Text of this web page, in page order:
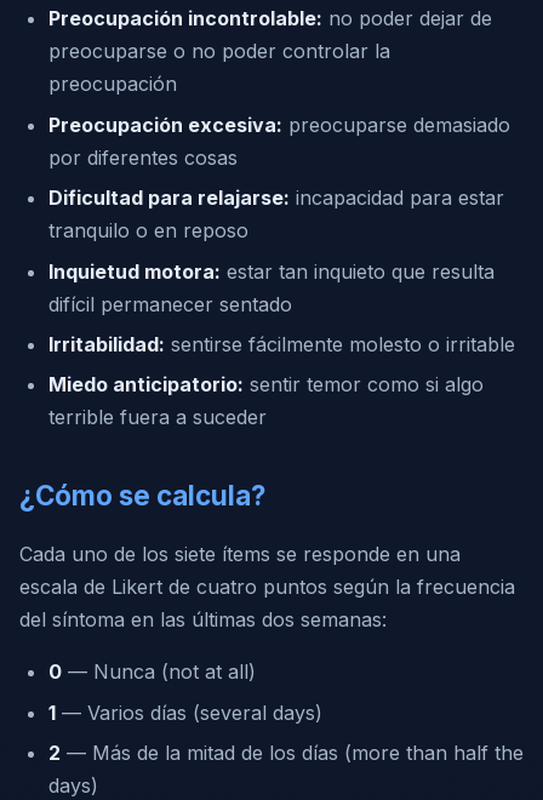
Preocupación incontrolable: no poder dejar de
preocuparse o no poder controlar la
preocupación
Preocupación excesiva: preocuparse demasiado
por diferentes cosas
Dificultad para relajarse: incapacidad para estar
tranquilo o en reposo
Inquietud motora: estar tan inquieto que resulta
difícil permanecer sentado
Irritabilidad: sentirse fácilmente molesto o irritable
Miedo anticipatorio: sentir temor como si algo
terrible fuera a suceder
¿Cómo se calcula?
Cada uno de los siete ítems se responde en una
escala de Likert de cuatro puntos según la frecuencia
del síntoma en las últimas dos semanas:
0 — Nunca (not at all)
1 — Varios días (several days)
2 — Más de la mitad de los días (more than half the
days)